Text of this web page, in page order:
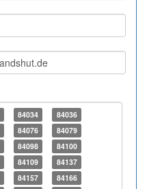
84034
84036
84076
84079
84098
84100
84109
84137
84157
84166